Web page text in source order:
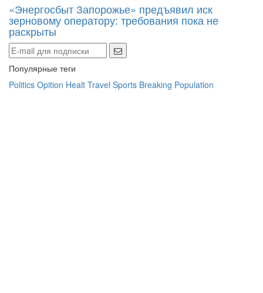
«Энергосбыт Запорожье» предъявил иск
зерновому оператору: требования пока не
раскрыты
Популярные теги
Politics Opition Healt Travel Sports Breaking Population